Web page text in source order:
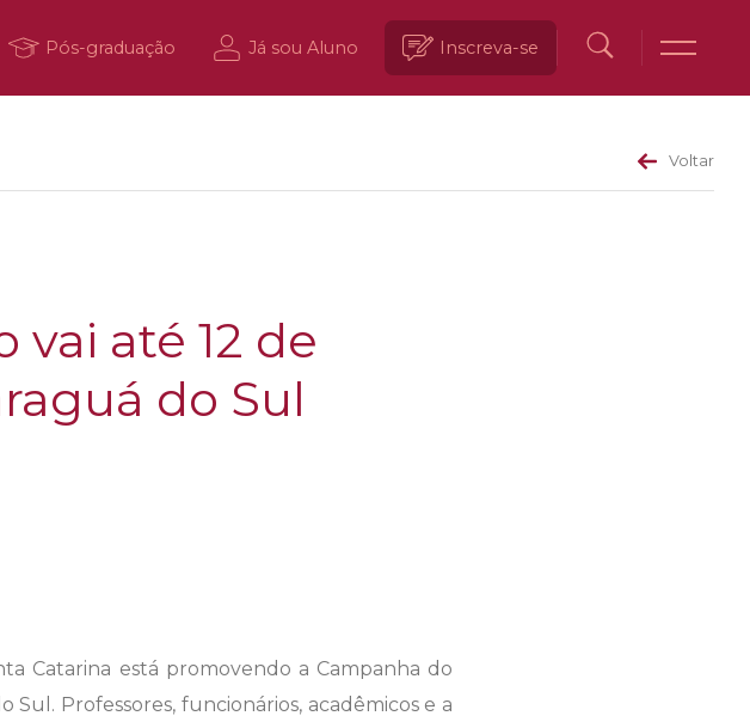
Pós-graduação Já sou Aluno Inscreva-se
Voltar
até 12 de
do Sul
Catarina está promovendo a Campanha do
Sul. Professores, funcionários, acadêmicos e a